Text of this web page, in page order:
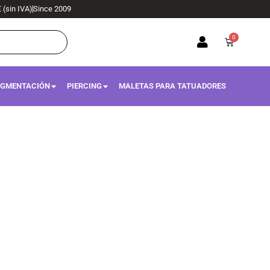
(sin IVA)Since 2009
0
Carrito
PIERCING MALETAS PARA TATUADORES